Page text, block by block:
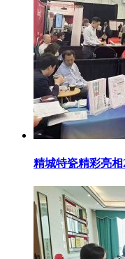
精城特瓷精彩亮